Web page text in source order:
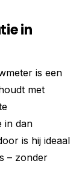
in
is een
met
in dan
is hij ideaal
– zonder